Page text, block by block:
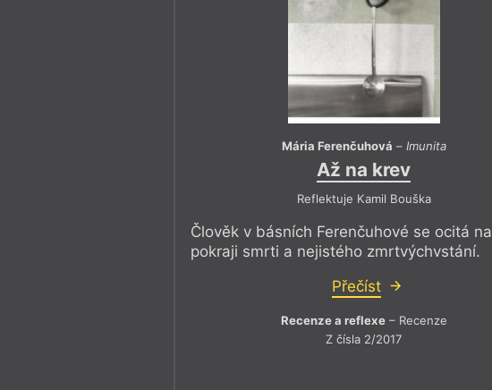
Mária Ferenčuhová – Imunita
Až na krev
Reflektuje Kamil Bouška
Člověk v básních Ferenčuhové se ocitá na
pokraji smrti a nejistého zmrtvýchvstání.
Přečíst
Recenze a reflexe– Recenze
Z čísla 2/2017